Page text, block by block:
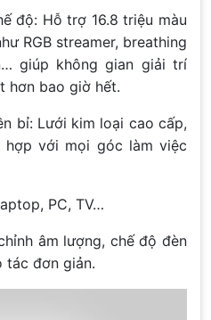
độ: Hỗ trợ 16.8 triệu màu
RGB streamer, breathing
giúp không gian giải trí
hơn bao giờ hết.
bỉ: Lưới kim loại cao cấp,
hợp với mọi góc làm việc
PC, TV…
âm lượng, chế độ đèn
tác đơn giản.